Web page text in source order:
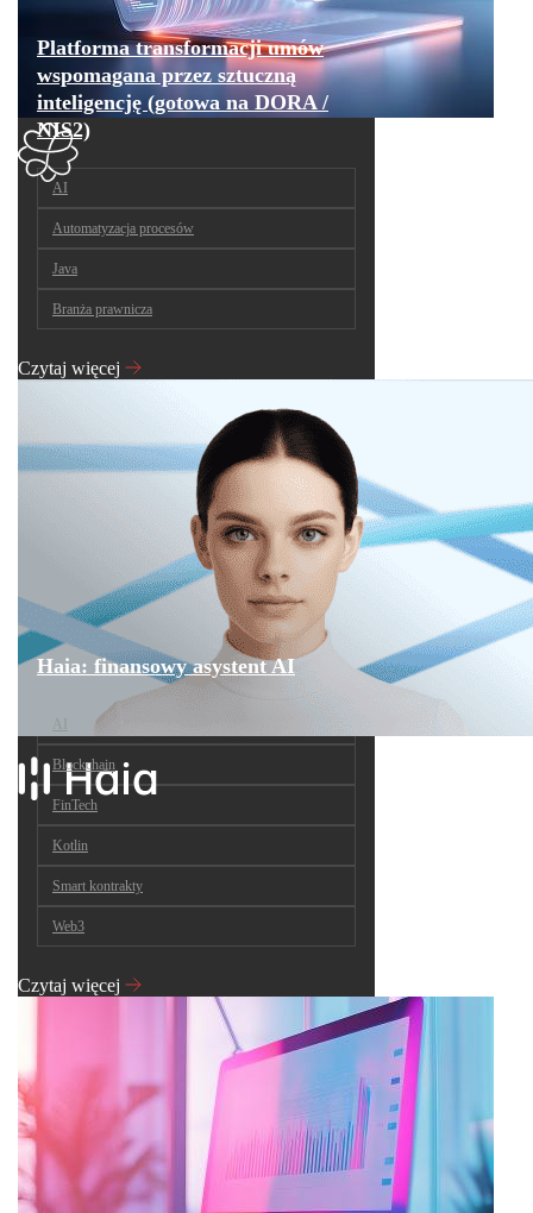
Platforma transformacji umów
wspomagana przez sztuczną
inteligencję (gotowa na DORA /
NIS2)
AI
Automatyzacja procesów
Java
Branża prawnicza
Czytaj więcej
Haia: finansowy asystent AI
AI
Blockchain
FinTech
Kotlin
Smart kontrakty
Web3
Czytaj więcej